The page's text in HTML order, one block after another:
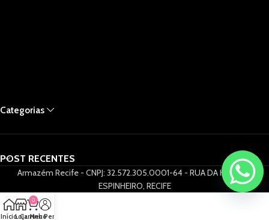
Categorias
POST RECENTES
Armazém Recife - CNPJ: 32.572.305.0001-64 - RUA DA HORA 61,
ESPINHEIRO, RECIFE
InícioLoja
0
Carrinho
Meu Perfil